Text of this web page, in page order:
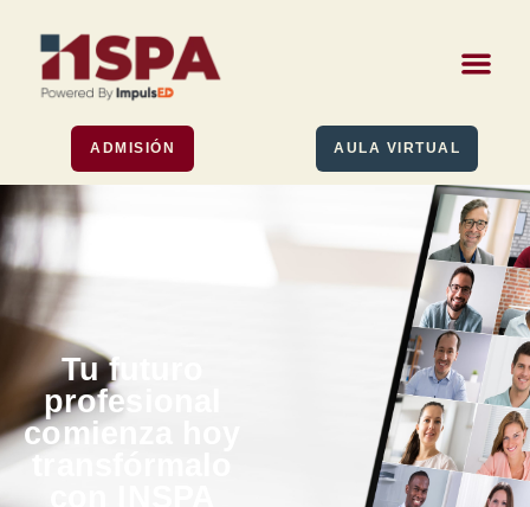
AULA VIRTUAL
ADMISIÓN
Tu futuro
profesional
comienza hoy
transfórmalo